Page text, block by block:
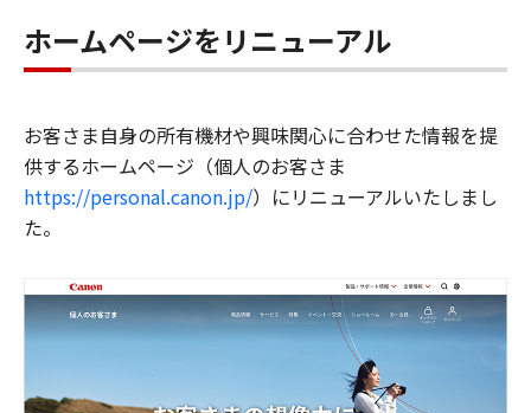
ホームページをリニューアル
お客さま自身の所有機材や興味関心に合わせた情報を提
供するホームページ（個人のお客さま
https://personal.canon.jp/）にリニューアルいたしまし
た。